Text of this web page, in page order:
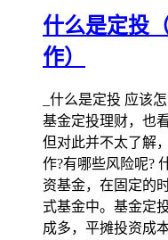
什么是定投
作）
_什么是定投 应该
基金定投理财，也
但对此并不太了解
作?有哪些风险呢?
资基金，在固定的
式基金中。基金定
成多，平摊投资成